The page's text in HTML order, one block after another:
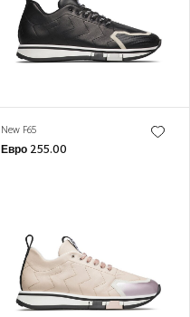
New F65
Евро 255.00